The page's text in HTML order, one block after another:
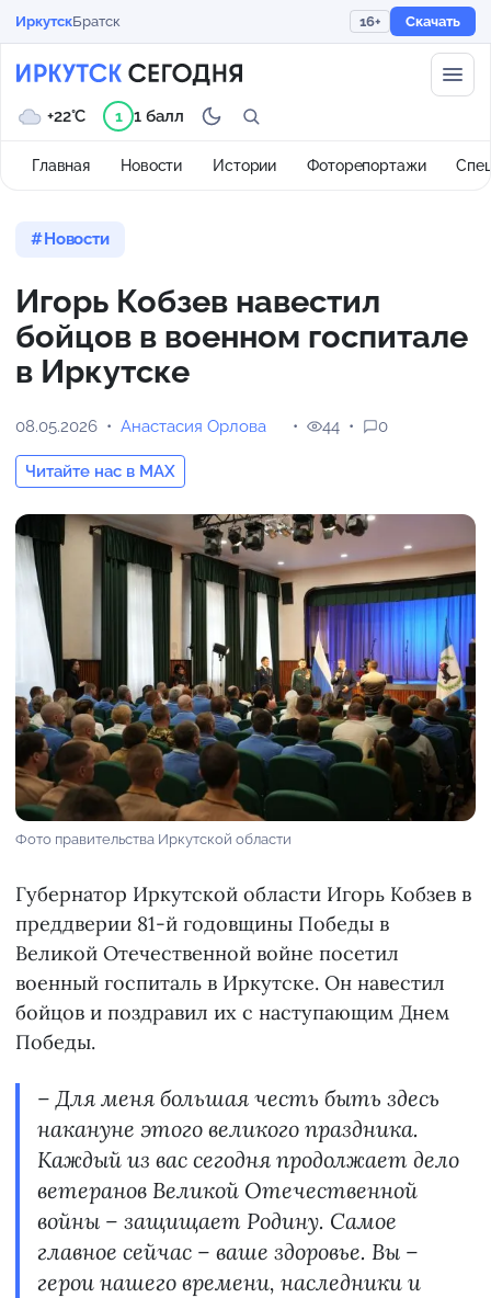
ИркутскБратск 16+ Скачать
Главная Новости Истории Фоторепортажи
+22°C 1 1 балл
Новости
Игорь Кобзев навестил
бойцов в военном госпитале
в Иркутске
08.05.2026 Анастасия Орлова
Читайте нас в MAX
44 0
Фото правительства Иркутской области
Губернатор Иркутской области Игорь Кобзев в
преддверии 81-й годовщины Победы в
Великой Отечественной войне посетил
военный госпиталь в Иркутске. Он навестил
бойцов и поздравил их с наступающим Днем
Победы.
– Для меня большая честь быть здесь
накануне этого великого праздника.
Каждый из вас сегодня продолжает дело
ветеранов Великой Отечественной
войны – защищает Родину. Самое
главное сейчас – ваше здоровье. Вы –
герои нашего времени, наследники и